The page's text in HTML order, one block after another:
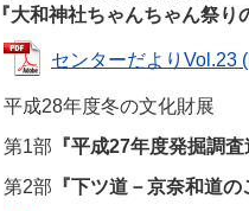
『大和神社ちゃんちゃん祭り
センターだよりVol.23
平成28年度冬の文化財展
第1部 『平成27年度発掘調査
第2部 『下ツ道－京奈和道の